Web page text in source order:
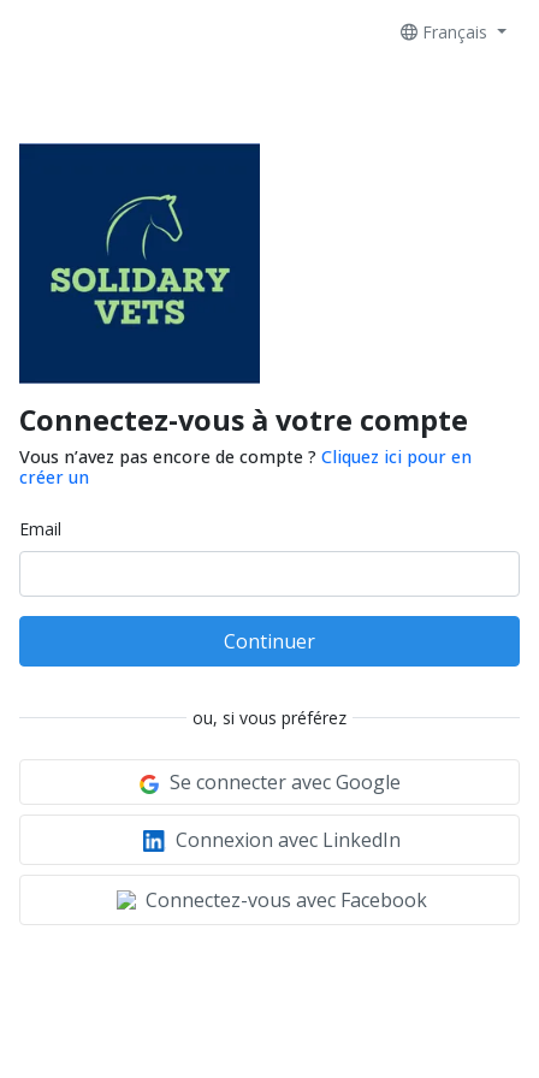
Français
Connectez-vous à votre compte
Vous n’avez pas encore de compte ? Cliquez ici pour en
créer un
Email
Continuer
ou, si vous préférez
Se connecter avec Google
Connexion avec LinkedIn
Connectez-vous avec Facebook